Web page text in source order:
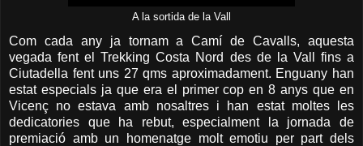
A la sortida de la Vall
Com cada any ja tornam a Camí de Cavalls, aquesta
vegada fent el Trekking Costa Nord des de la Vall fins a
Ciutadella fent uns 27 qms aproximadament. Enguany han
estat especials ja que era el primer cop en 8 anys que en
Vicenç no estava amb nosaltres i han estat moltes les
dedicatories que ha rebut, especialment la jornada de
premiació amb un homenatge molt emotiu per part dels